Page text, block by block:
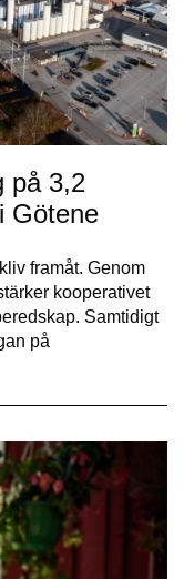
på 3,2
Götene
framåt. Genom
kooperativet
Samtidigt
på